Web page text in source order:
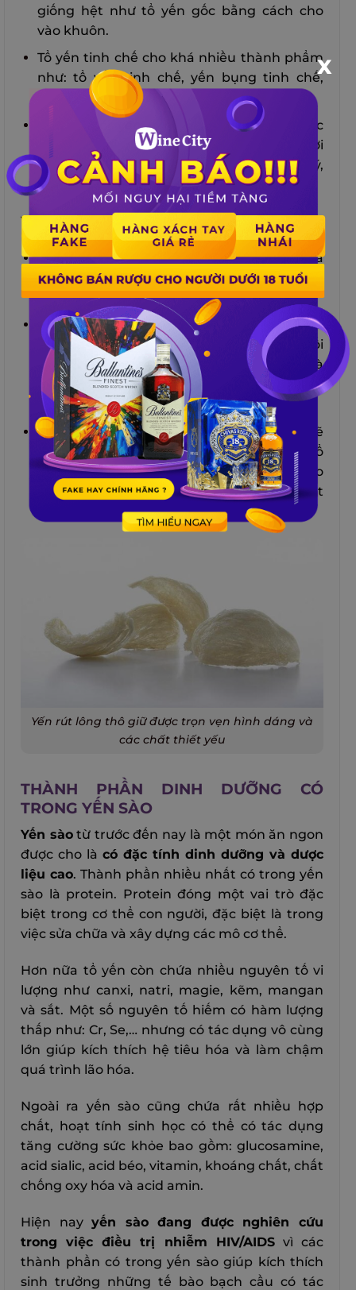
giống hệt như tổ yến gốc bằng cách cho
vào khuôn.
Tổ yến tinh chế cho khá nhiều thành phẩm
như: tổ yến tinh chế, yến bụng tinh chế,
chân yến tinh chế và yến sợi tinh chế.
Có thể nói yến tinh chế là loại yến được
nhiều người chọn dùng nhất vì tính tiện lợi
cũng như mức giá cũng tương đối hợp lý,
tránh mất nhiều thời gian sơ chế.
Yến rút lông khô:
Yến rút lông khô (yến rút lông nguyên tổ) là
loại yến đã qua sơ chế tuy nhiên lại có mức
giá cao hơn yến tinh chế.
Nguyên nhân chính là phương pháp thực
hiện, yến rút lông khô vẫn giữ tương đối
được giá trị dinh dưỡng của tổ gốc mà
không mất đi nhiều dinh dưỡng như yến
tinh chế.
Phun một lượng ẩm vừa đủ, người thợ sẽ
tiến hành rút lông sao cho hình dáng tổ
không bị biến dạng quá nhiều, để đảm bảo
lượng nước không trôi đi quá nhiều chất
Yến rút lông thô giữ được trọn vẹn hình dáng và
các chất thiết yếu
THÀNH PHẦN DINH DƯỠNG CÓ
TRONG YẾN SÀO
Yến sàotừ trước đến nay là một món ăn ngon
được cho là có đặc tính dinh dưỡng và dược
liệu cao. Thành phần nhiều nhất có trong yến
sào là protein. Protein đóng một vai trò đặc
biệt trong cơ thể con người, đặc biệt là trong
việc sửa chữa và xây dựng các mô cơ thể.
Hơn nữa tổ yến còn chứa nhiều nguyên tố vi
lượng như canxi, natri, magie, kẽm, mangan
và sắt. Một số nguyên tố hiếm có hàm lượng
thấp như: Cr, Se,… nhưng có tác dụng vô cùng
lớn giúp kích thích hệ tiêu hóa và làm chậm
quá trình lão hóa.
Ngoài ra yến sào cũng chứa rất nhiều hợp
chất, hoạt tính sinh học có thể có tác dụng
tăng cường sức khỏe bao gồm: glucosamine,
acid sialic, acid béo, vitamin, khoáng chất, chất
chống oxy hóa và acid amin.
Hiện nayyến sào đang được nghiên cứu
trong việc điều trị nhiễm HIV/AIDSvì các
thành phần có trong yến sào giúp kích thích
sinh trưởng những tế bào bạch cầu có tác
X